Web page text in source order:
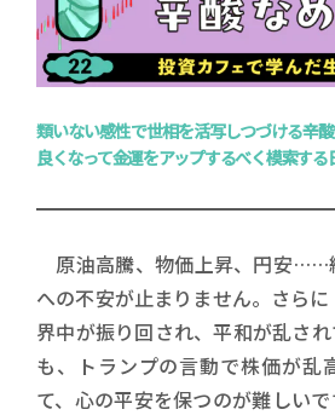
類いない感性で世相を活写しつづける辛
良くなって金運をアップするべく模索する
原油高騰、物価上昇、円安……
への不安が止まりません。さら
界中が振り回され、平和が乱さ
も、トランプの言動で株価が乱
て、心の平安を保つのが難しい